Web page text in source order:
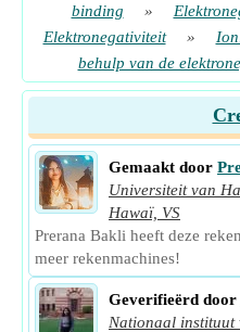
binding
»
Elektronegativiteit
»
behulp van de
Gemaakt door
Universiteit van
Hawaï, VS
Prerana Bakli heeft deze
meer rekenmachines!
Geverifieërd door
Nationaal